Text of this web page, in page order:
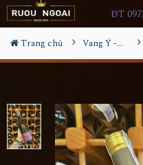
ĐT
Trang chủ Vang Ý - Italia